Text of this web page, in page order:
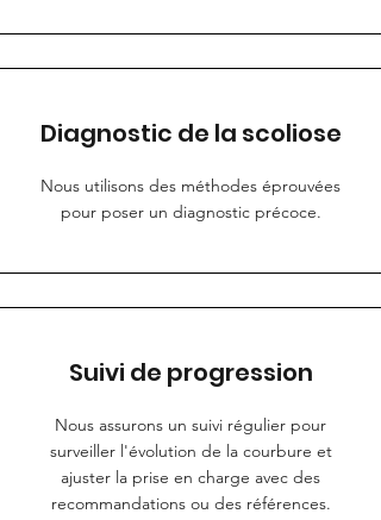
Diagnostic de la scoliose
Nous utilisons des méthodes éprouvées
pour poser un diagnostic précoce.
Suivi de progression
Nous assurons un suivi régulier pour
surveiller l'évolution de la courbure et
ajuster la prise en charge avec des
recommandations ou des références.